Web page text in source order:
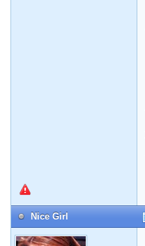
Nice Girl